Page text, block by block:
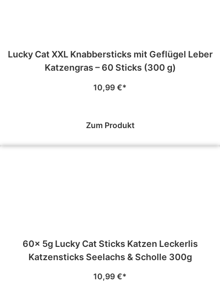
Lucky Cat XXL Knabbersticks mit Geflügel Leber
Katzengras – 60 Sticks (300 g)
10,99 €
Zum Produkt
60x 5g Lucky Cat Sticks Katzen Leckerlis
Katzensticks Seelachs & Scholle 300g
10,99 €